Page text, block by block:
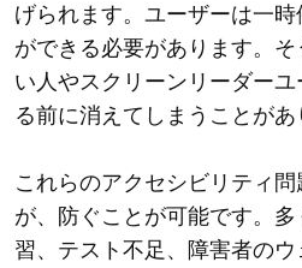
げられます。ユーザーは一
ができる必要があります。
い人やスクリーンリーダー
る前に消えてしまうことがあ
これらのアクセシビリティ
が、防ぐことが可能です。
習、テスト不足、障害者の